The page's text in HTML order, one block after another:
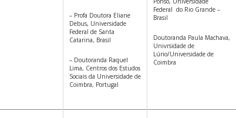
– Profa Doutora Eliane
Debus, Universidade
Federal de Santa
Catarina, Brasil
– Doutoranda Raquel
Lima, Centros dos Estudos
Sociais da Universidade de
Coimbra, Portugal
Federal do Rio Grande –
Brasil
Doutoranda Paula Machava,
Univrsidade de
Lúrio/Universidade de
Coimbra